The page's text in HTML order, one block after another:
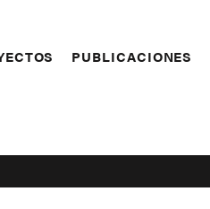
PUBLICACIONES